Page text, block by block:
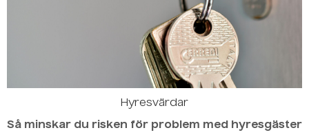
Hyresvärdar
Så minskar du risken för problem med hyresgäster